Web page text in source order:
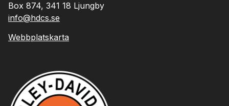
Box 874, 341 18 Ljungby
info@hdcs.se
Webbplatskarta